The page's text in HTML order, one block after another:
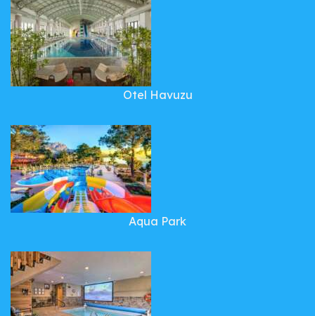
Otel Havuzu
Aqua Park